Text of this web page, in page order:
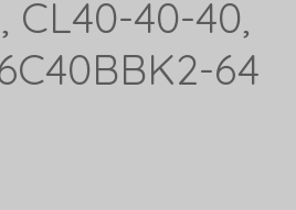
CL40-40-40,
64